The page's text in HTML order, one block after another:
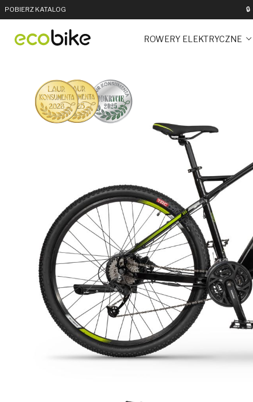
POBIERZ KATALOG 🔒
ROWERY ELEKTRYCZNE